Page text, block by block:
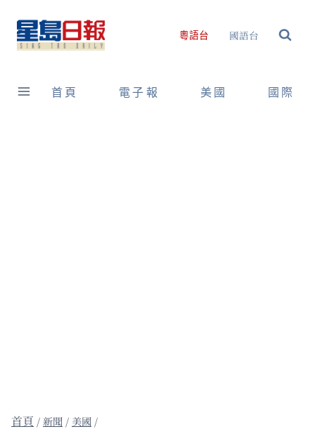
content
粵語台 國語台
首頁 電子報 美國 國際
/新聞 / 美國 /